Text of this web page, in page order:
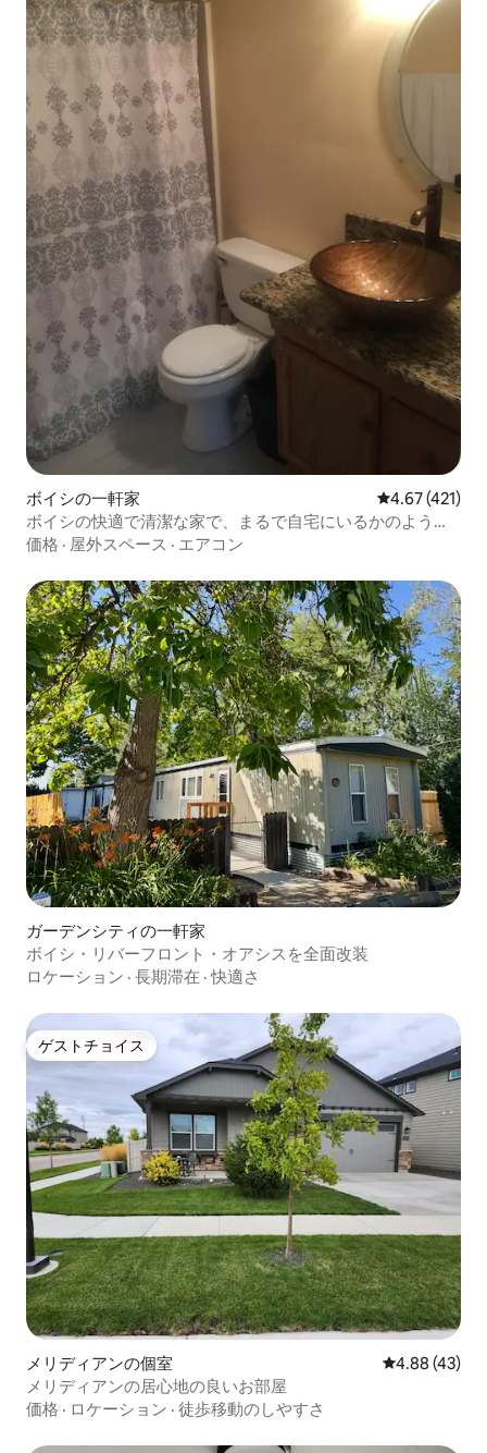
ボイシの一軒家 レビュー421
4.67 (421)
ボイシの快適で清潔な家で、まるで自宅にいるかのような
気分になれます
価格 · 屋外スペース · エアコン
ガーデンシティの一軒家
ボイシ・リバーフロント・オアシスを全面改装
ロケーション · 長期滞在 ·快適さ
ゲストチョイス
ゲストチョイス
メリディアンの個室 レビュー43
4.88 (43)
メリディアンの居心地の良いお部屋
価格 · ロケーション · 徒歩移動のしやすさ